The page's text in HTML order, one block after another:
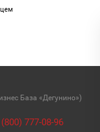
База «Дегунино»)
777-08-96